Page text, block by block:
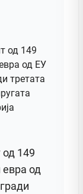
од 149
од